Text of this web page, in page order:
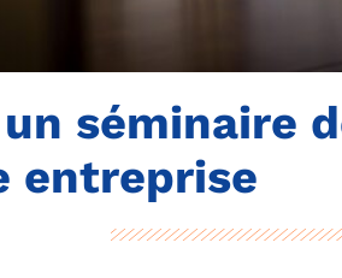
séminaire
entreprise